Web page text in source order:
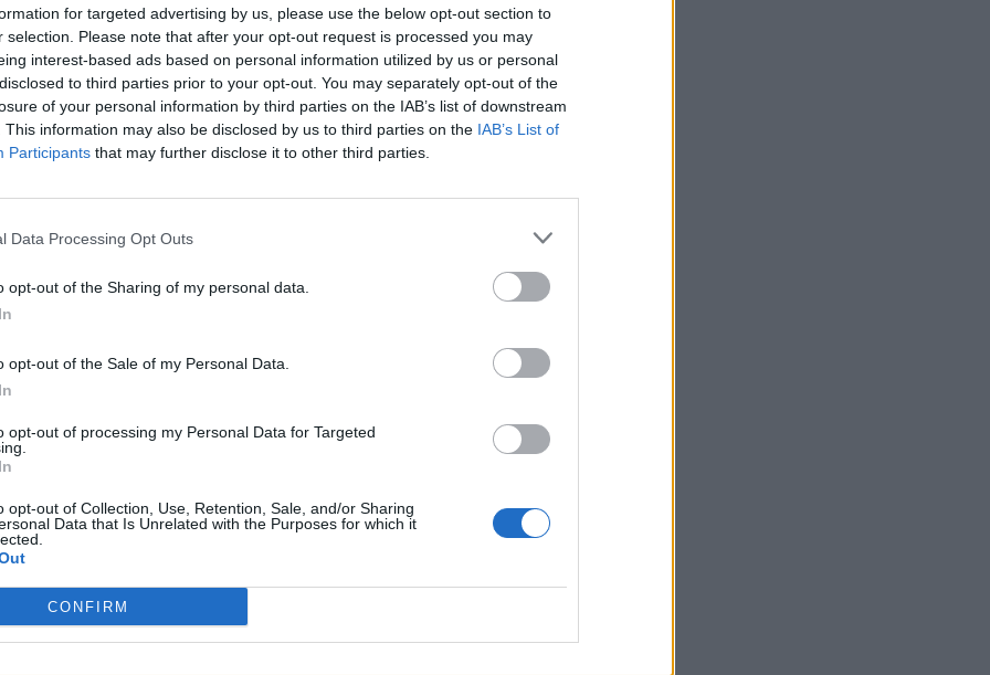
for targeted advertising by us, please use the below opt-out section to
selection. Please note that after your opt-out request is processed you may
interest-based ads based on personal information utilized by us or personal
to third parties prior to your opt-out. You may separately opt-out of the
of your personal information by third parties on the IAB’s list of downstream
This information may also be disclosed by us to third parties on the IAB’s List of
Participants that may further disclose it to other third parties.
Data Processing Opt Outs
opt-out of the Sharing of my personal data.
opt-out of the Sale of my Personal Data.
opt-out of processing my Personal Data for Targeted
opt-out of Collection, Use, Retention, Sale, and/or Sharing
Data that Is Unrelated with the Purposes for which it
CONFIRM
ΗΡΑΚΛΕΙΟ ΚΡΗΤΗ
Δομή μεταναστών στου Αθανάτους: Οι
Συμβούλιο
Για σήμερα (25/06) το μεσημέρι έχει προγραμματιστεί η
Newsroom 25 Ιουνίου, 2026